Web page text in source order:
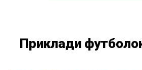
Приклади